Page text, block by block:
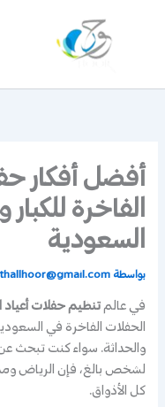
أفضل أفكار
الفاخرة
السعودية
بواسطة
في عالمتنظيم حفلات أعياد
الحفلات الفاخرة في
والحداثة. سواء كنت تبحث
لشخص بالغ، فإن الرياض
كل الأذواق.